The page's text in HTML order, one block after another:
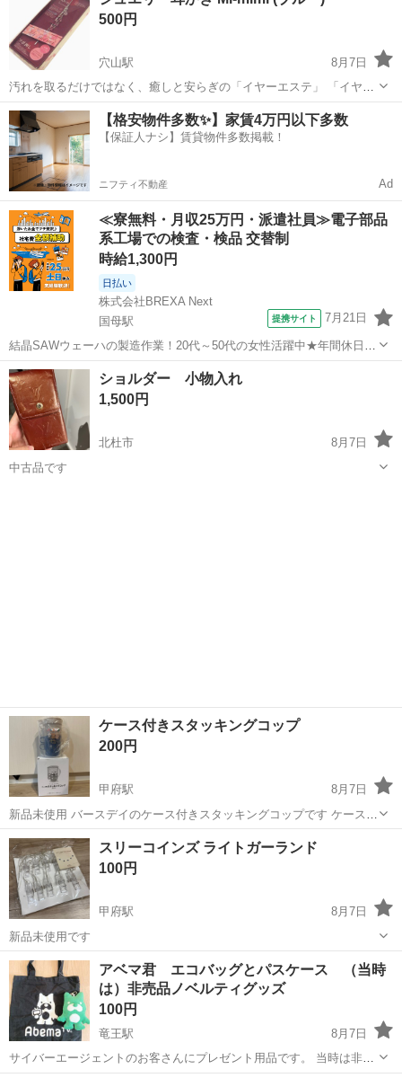
500円
穴山駅
8月7日
汚れを取るだけではなく、癒しと安らぎの「イヤーエステ」 「イヤー
エステ」とは耳の汚れを取るだけではなく、耳の外側を心地よく刺激
することでマッサージ効果も期待できる、癒しのエステメニュー。
「Mi-mimi」は日本イヤーエステ協...
山梨 北杜市 穴山駅 家庭用品 耳かき
【格安物件多数✨】家賃4万円以下多数
【保証人ナシ】賃貸物件多数掲載！
ニフティ不動産 Ad
≪寮無料・月収25万円・派遣社員≫電子部品
系工場での検査・検品 交替制
時給1,300円
日払い
株式会社BREXA Next
国母駅
提携サイト 7月21日
結晶SAWウェーハの製造作業！20代～50代の女性活躍中★年間休日
120日＆土日祝休み！クリーンルーム内でのお仕事！日払い制度利用可
◎正社員登用制度あり！マイカー通勤可！《山梨県中巨摩郡昭和町》
人気の工場のお仕事 ◇結晶...
山梨 国母駅 その他
ショルダー 小物入れ
1,500円
北杜市
8月7日
中古品です
ケース付きスタッキングコップ
200円
甲府駅
8月7日
新品未使用 バースデイのケース付きスタッキングコップです ケースは
計量出来るようにもなっています！ 淡い色でかわいいです うちでは使
わないのでどなたかどうぞ！
山梨 甲府市 甲府駅 食器 ケース
スリーコインズ ライトガーランド
100円
甲府駅
8月7日
新品未使用です
山梨 甲府市 甲府駅 スリーコインズ
アベマ君 エコバッグとパスケース （当時
は）非売品ノベルティグッズ
100円
竜王駅
8月7日
サイバーエージェントのお客さんにプレゼント用品です。 当時は非売